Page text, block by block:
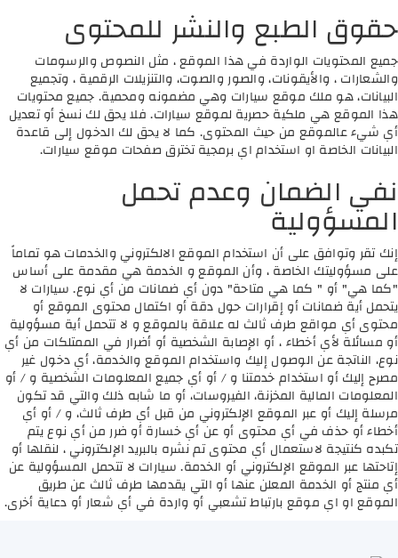
حقوق الطبع والنشر للمحتوى
جميع المحتويات الواردة في هذا الموقع ، مثل النصوص والرسومات
والشعارات ، والأيقونات، والصور والصوت، والتنزيلات الرقمية ، وتجميع
البيانات، هو ملك موقع سيارات وهي مضمونه ومحمية. جميع محتويات
هذا الموقع هي ملكية حصرية لموقع سيارات. فلا يحق لك نسخ أو تعديل
أي شيء عالموقع من حيث المحتوى. كما لا يحق لك الدخول إلى قاعدة
البيانات الخاصة او استخدام اي برمجية تخترق صفحات موقع سيارات.
نفي الضمان وعدم تحمل
المسؤولية
إنك تقر وتوافق على أن استخدام الموقع الالكتروني والخدمات هو تماماً
على مسؤوليتك الخاصة ، وأن الموقع و الخدمة هي مقدمة على أساس
"كما هي" أو " كما هي متاحة" دون أي ضمانات من أي نوع. سيارات لا
يتحمل أية ضمانات أو إقرارات حول دقة أو اكتمال محتوى الموقع أو
محتوى أي مواقع طرف ثالث له علاقة بالموقع و لا تتحمل أية مسؤولية
أو مسائلة لأي أخطاء ، أو الإصابة الشخصية أو أضرار في الممتلكات من أي
نوع، الناتجة عن الوصول إليك واستخدام الموقع والخدمة، أي دخول غير
مصرح إليك أو استخدام خدمتنا و / أو أي جميع المعلومات الشخصية و / أو
المعلومات المالية المخزنة، الفيروسات، أو ما شابه ذلك والتي قد تكون
مرسلة إليك أو عبر الموقع الإلكتروني من قبل أي طرف ثالث، و / أو أي
أخطاء أو حذف في أي محتوى أو عن أي خسارة أو ضرر من أي نوع يتم
تكبده كنتيجة لاستعمال أي محتوى تم نشره بالبريد الإلكتروني ، لنقلها أو
إتاحتها عبر الموقع الإلكتروني أو الخدمة. سيارات لا تتحمل المسؤولية عن
أي منتج أو الخدمة المعلن عنها أو التي يقدمها طرف ثالث عن طريق
الموقع او اي موقع بارتباط تشعبي أو واردة في أي شعار أو دعاية أخرى.